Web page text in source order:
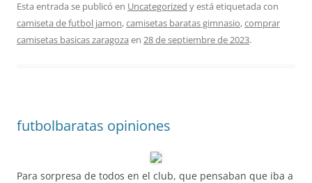
Esta entrada se publicó en Uncategorized y está etiquetada con
camiseta de futbol jamon,camisetas baratas gimnasio,comprar
camisetas basicas zaragoza en 28 de septiembre de 2023.
futbolbaratas opiniones
Para sorpresa de todos en el club, que pensaban que iba a